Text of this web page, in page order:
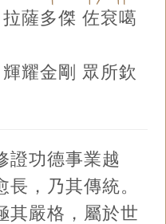
薩多傑 佐袞噶
耀金剛 眾所欽
證功德事業越
，乃其傳統。
其嚴格，屬於世